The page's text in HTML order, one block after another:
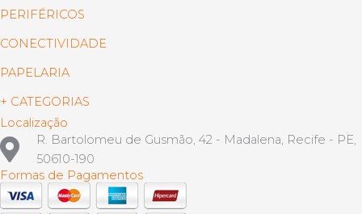
PERIFÉRICOS
CONECTIVIDADE
PAPELARIA
+ CATEGORIAS
Localização
R. Bartolomeu de Gusmão, 42 - Madalena, Recife - PE,
50610-190
Formas de Pagamentos